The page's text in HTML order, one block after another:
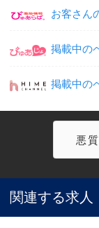
お客さん
掲載中の
掲載中の
悪
関連する求人